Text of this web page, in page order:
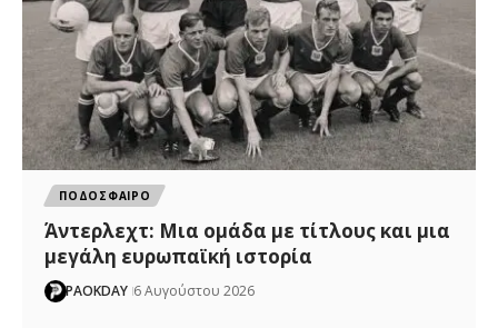
ΠΟΔΟΣΦΑΙΡΟ
Άντερλεχτ: Mια ομάδα με τίτλους και μια
μεγάλη ευρωπαϊκή ιστορία
PAOKDAY 6 Αυγούστου 2026